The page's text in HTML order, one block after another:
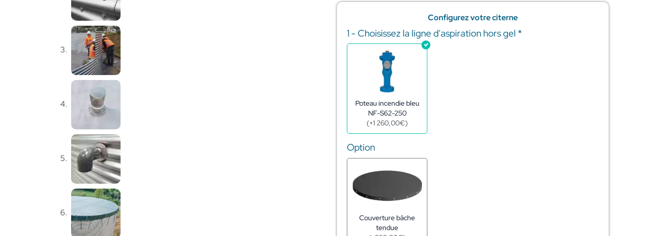
Configurez votre citerne
1 - Choisissez la ligne d'aspiration hors gel *
Poteau incendie bleu
NF-S62-250
(+1 260,00€)
Option
Couverture bâche
tendue
quantité
de
60m3
ø7,92m